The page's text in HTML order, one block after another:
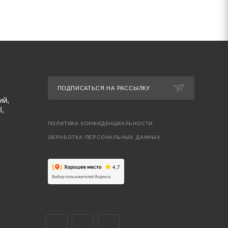
ПОДПИСАТЬСЯ НА РАССЫЛКУ
ПОЛИТИКА КОНФИДЕНЦИАЛЬНОСТИ
ОБРАБОТКА ПЕРСОНАЛЬНЫХ ДАННЫХ